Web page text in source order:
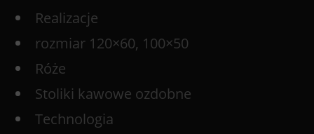
Realizacje
rozmiar 120×60, 100×50
Róże
Stoliki kawowe ozdobne
Technologia